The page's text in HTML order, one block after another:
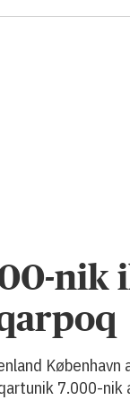
nik
7.000-nik